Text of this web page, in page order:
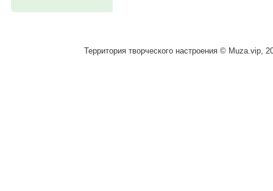
Территория творческого настроения © Muza.vip,